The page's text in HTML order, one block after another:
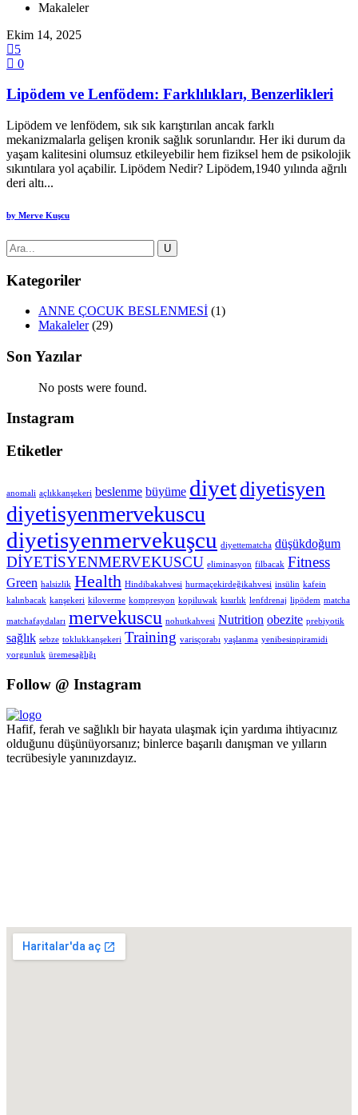
Makaleler
Ekim 14, 2025
5
0
Lipödem ve Lenfödem: Farklılıkları, Benzerlikleri
Lipödem ve lenfödem, sık sık karıştırılan ancak farklı
mekanizmalarla gelişen kronik sağlık sorunlarıdır. Her iki durum da
yaşam kalitesini olumsuz etkileyebilir hem fiziksel hem de psikolojik
sıkıntılara yol açabilir. Lipödem Nedir? Lipödem,1940 yılında ağrılı
deri altı...
by Merve Kuşcu
Kategoriler
ANNE ÇOCUK BESLENMESİ (1)
Makaleler(29)
Son Yazılar
No posts were found.
Instagram
Etiketler
anomali açlıkkanşekeri beslenme büyüme diyetdiyetisyen
diyetisyenmervekuscu
diyetisyenmervekuşcu diyettematcha düşükdoğum
DİYETİSYENMERVEKUSCU eliminasyon filbacak Fitness
Green halsizlik Health Hindibakahvesi hurmaçekirdeğikahvesi insülin kafein
kalınbacak kanşekeri kiloverme kompresyon kopiluwak kısırlık lenfdrenaj lipödem matcha
matchafaydaları mervekuscu nohutkahvesi Nutrition obezite prebiyotik
sağlık sebze toklukkanşekeri Training varisçorabı yaşlanma yenibesinpiramidi
yorgunluk üremesağlığı
Follow @ Instagram
Hafif, ferah ve sağlıklı bir hayata ulaşmak için yardıma ihtiyacınız
olduğunu düşünüyorsanız; binlerce başarılı danışman ve yılların
tecrübesiyle yanınızdayız.